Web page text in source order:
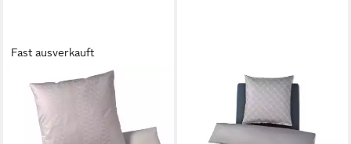
Fast ausverkauft
JOOP!
Bettwäsche Bettwäsche
Groove 4107 mit 80x80 cm
Kissenbezug, JOOP! Logo